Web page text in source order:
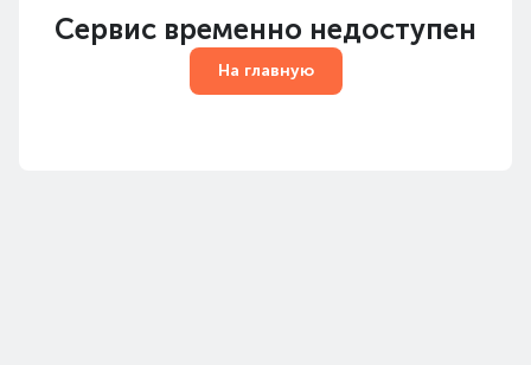
Сервис временно недоступен
На главную